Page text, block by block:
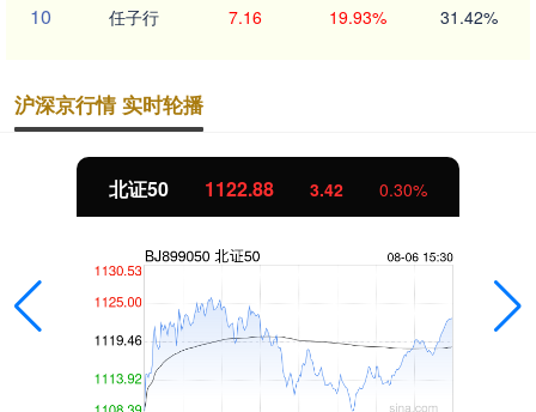
10 任子行 7.16 19.93% 31.42%
沪深京行情 实时轮播
北证50 1122.88 3.42 0.30%